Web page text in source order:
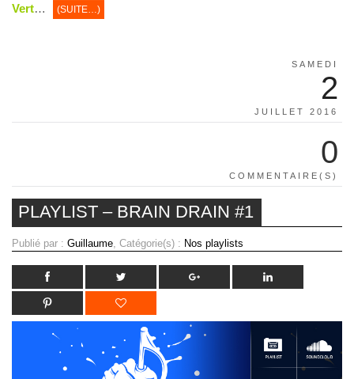
Vert… (SUITE…)
SAMEDI
2
JUILLET 2016
0
COMMENTAIRE(S)
PLAYLIST – BRAIN DRAIN #1
Publié par : Guillaume, Catégorie(s) : Nos playlists